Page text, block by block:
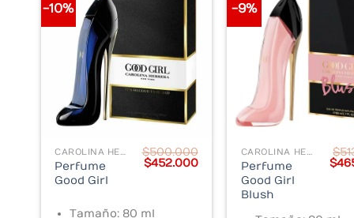
-10%
CAROLINA HERRERA
Perfume
Good Girl
$500.000
Original
$452.000Current
$452.000.
Tamaño: 80 ml
-9%
CAROLINA HERRERA
Perfume
Good Girl
Blush
$
$